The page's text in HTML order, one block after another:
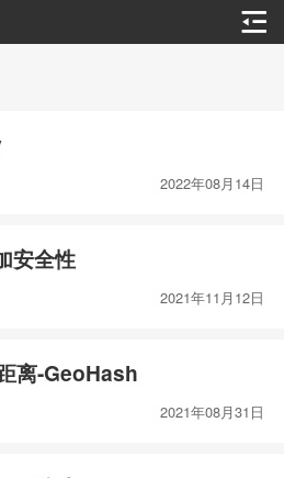
2022年08月14日
安全性
2021年11月12日
离-GeoHash
2021年08月31日